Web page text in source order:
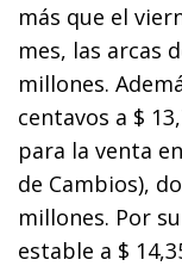
más que el
mes, las arcas
millones.
centavos a $
para la venta
de Cambios),
millones. Por
estable a $